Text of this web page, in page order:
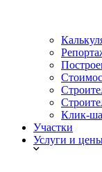
Клик-
Участки
Услуги и